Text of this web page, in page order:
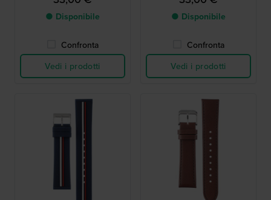
● Disponibile
Confronta
Vedi i prodotti
● Disponibile
Confronta
Vedi i prodotti